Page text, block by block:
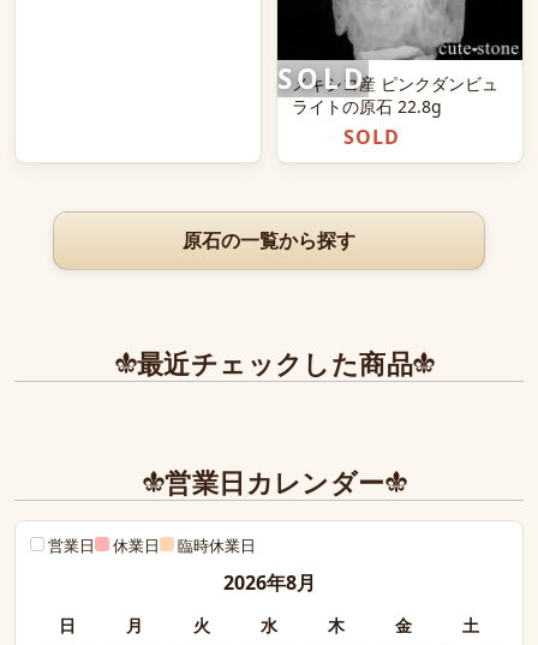
メキシコ産 ピンクダンビュ
ライトの原石 22.8g
原石の一覧から探す
最近チェックした商品
営業日カレンダー
営業日 休業日 臨時休業日
2026年8月
日 月 火 水 木 金
土